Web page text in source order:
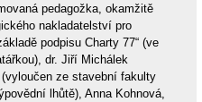
pedagožka, okamžitě
nakladatelství pro
podpisu Charty 77“ (ve
dr. Jiří Michálek
ze stavební fakulty
lhůtě), Anna Kohnová,